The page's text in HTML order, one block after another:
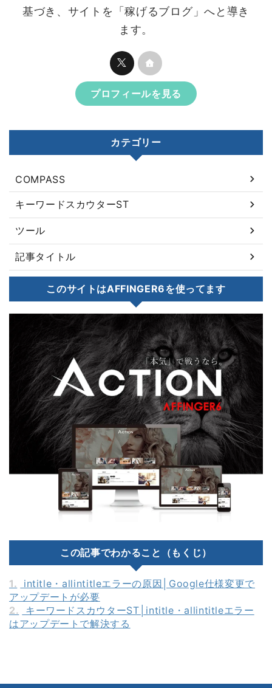
基づき、サイトを「稼げるブログ」へと導き
ます。
プロフィールを見る
カテゴリー
COMPASS
キーワードスカウターST
ツール
記事タイトル
このサイトはAFFINGER6を使ってます
この記事でわかること（もくじ）
1.
intitle・allintitleエラーの原因│Google仕様変更で
アップデートが必要
2.
キーワードスカウターST│intitle・allintitleエラー
はアップデートで解決する